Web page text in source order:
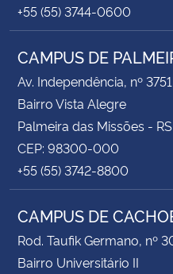
+55 (55) 3744-0600
CAMPUS DE
Av. Independência, nº 3751
Bairro Vista Alegre
Palmeira das Missões - RS
CEP: 98300-000
+55 (55) 3742-8800
CAMPUS DE
Rod. Taufik Germano, nº
Bairro Universitário II